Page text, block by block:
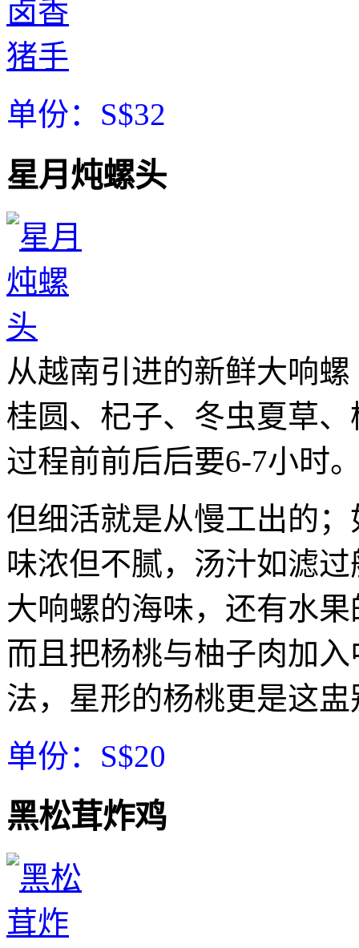
单份：S$32
星月炖螺头
从越南引进的新鲜大响
桂圆、杞子、冬虫夏草
过程前前后后要6-7小时
但细活就是从慢工出的
味浓但不腻，汤汁如滤
大响螺的海味，还有水
而且把杨桃与柚子肉加
法，星形的杨桃更是这
单份：S$20
黑松茸炸鸡